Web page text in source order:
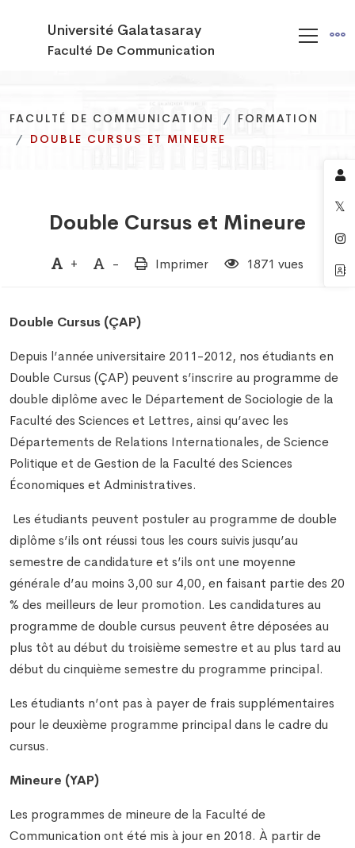
Université Galatasaray
Faculté De Communication
FACULTÉ DE COMMUNICATION
FORMATION
DOUBLE CURSUS ET MINEURE
FACULTÉ DE COMMUNICATION
FORMATION
DOUBLE CURSUS ET MINEURE
FACULTÉ DE COMMUNICATION
FORMATION
DOUBLE CURSUS ET MINEURE
Double Cursus et Mineure
+ - Imprimer 1871 vues
Double Cursus (ÇAP)
Depuis l’année universitaire 2011-2012, nos étudiants en
Double Cursus (ÇAP) peuvent s’inscrire au programme de
double diplôme avec le Département de Sociologie de la
Faculté des Sciences et Lettres, ainsi qu’avec les
Départements de Relations Internationales, de Science
Politique et de Gestion de la Faculté des Sciences
Économiques et Administratives.
Les étudiants peuvent postuler au programme de double
diplôme s’ils ont réussi tous les cours suivis jusqu’au
semestre de candidature et s’ils ont une moyenne
générale d’au moins 3,00 sur 4,00, en faisant partie des 20
% des meilleurs de leur promotion. Les candidatures au
programme de double cursus peuvent être déposées au
plus tôt au début du troisième semestre et au plus tard au
début du cinquième semestre du programme principal.
Les étudiants n’ont pas à payer de frais supplémentaires
pour le deuxième programme principal dans le cadre du
cursus.
Mineure (YAP)
Les programmes de mineure de la Faculté de
Communication ont été mis à jour en 2018. À partir de